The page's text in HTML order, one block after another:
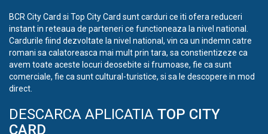
BCR City Card si Top City Card sunt carduri ce iti ofera reduceri
instant in reteaua de parteneri ce functioneaza la nivel national.
Cardurile fiind dezvoltate la nivel national, vin ca un indemn catre
romani sa calatoreasca mai mult prin tara, sa constientizeze ca
avem toate aceste locuri deosebite si frumoase, fie ca sunt
comerciale, fie ca sunt cultural-turistice, si sa le descopere in mod
direct.
DESCARCA APLICATIA TOP CITY
CARD